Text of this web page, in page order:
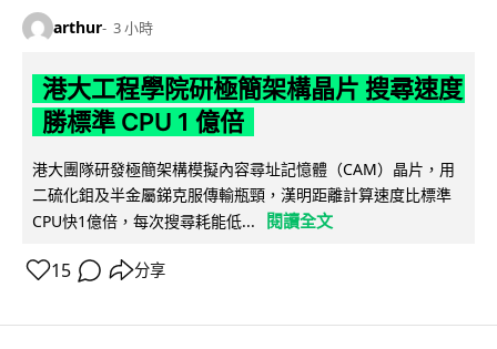
arthur 3 小時
港大工程學院研極簡架構晶片 搜尋速度
勝標準 CPU 1 億倍
港大團隊研發極簡架構模擬內容尋址記憶體（CAM）晶片，用
二硫化鉬及半金屬銻克服傳輸瓶頸，漢明距離計算速度比標準
CPU快1億倍，每次搜尋耗能低...
閱讀全文
15 分享